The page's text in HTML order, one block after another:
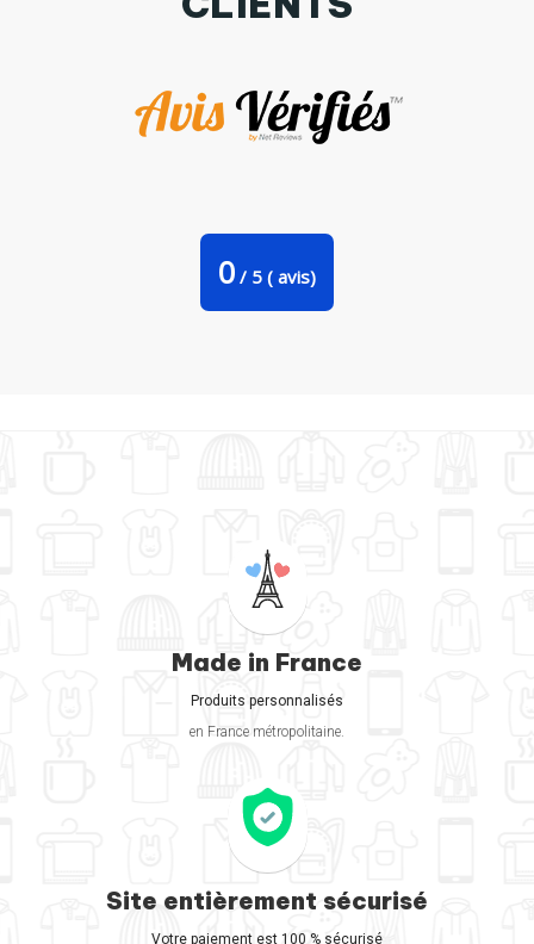
0 / 5 ( avis)
Made in France
Produits personnalisés
en France métropolitaine.
Site entièrement sécurisé
Votre paiement est 100 % sécurisé